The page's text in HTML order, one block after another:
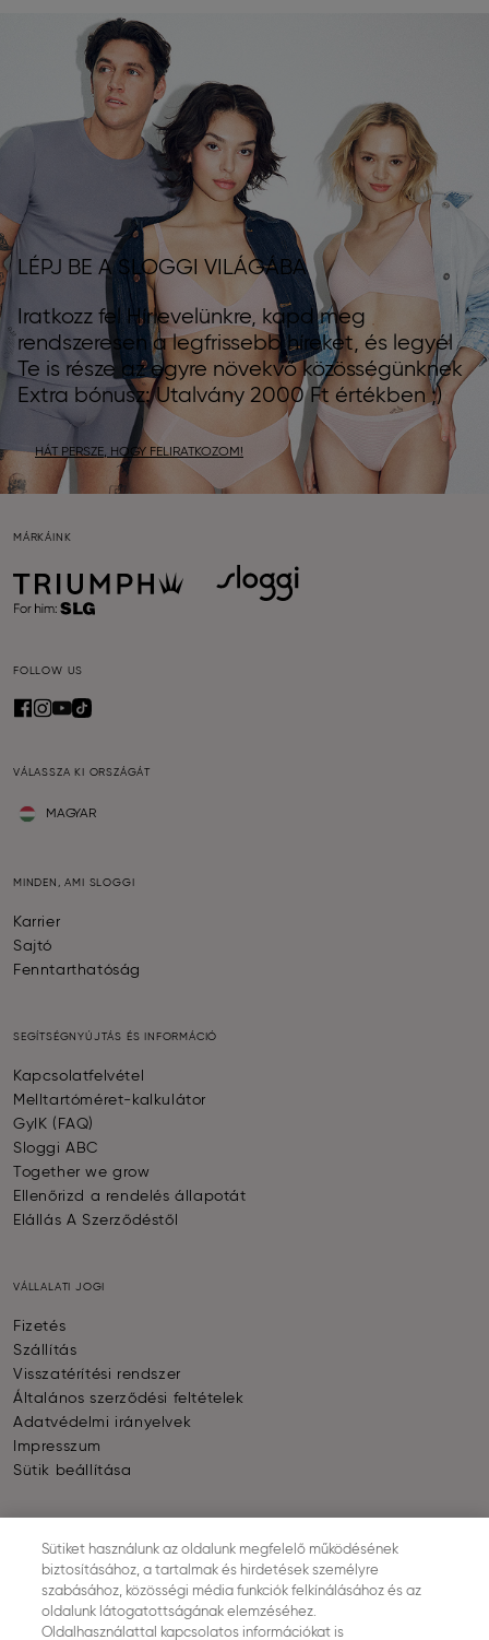
LÉPJ BE A SLOGGI VILÁGÁBA
Iratkozz fel Hírlevelünkre, kapd meg
rendszeresen a legfrissebb híreket, és legyél
Te is része az egyre növekvő közösségünknek
Extra bónusz: Utalvány 2000 Ft értékben ;)
HÁT PERSZE, HOGY FELIRATKOZOM!
MÁRKÁINK
FOLLOW US
VÁLASSZA KI ORSZÁGÁT
MAGYAR
MINDEN, AMI SLOGGI
Karrier
Sajtó
Fenntarthatóság
SEGÍTSÉGNYÚJTÁS ÉS INFORMÁCIÓ
Kapcsolatfelvétel
Melltartóméret-kalkulátor
GyIK (FAQ)
Sloggi ABC
Together we grow
Ellenőrizd a rendelés állapotát
Elállás A Szerződéstől
VÁLLALATI JOGI
Fizetés
Szállítás
Visszatérítési rendszer
Általános szerződési feltételek
Adatvédelmi irányelvek
Impresszum
Sütik beállítása
Sütiket használunk az oldalunk megfelelő működésének
biztosításához, a tartalmak és hirdetések személyre
szabásához, közösségi média funkciók felkínálásához és az
oldalunk látogatottságának elemzéséhez.
Oldalhasználattal kapcsolatos információkat is